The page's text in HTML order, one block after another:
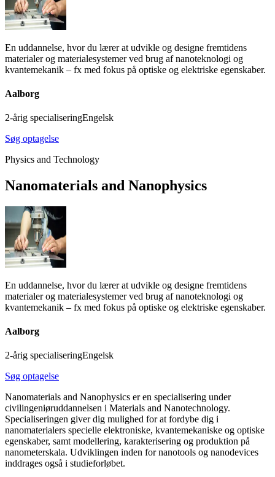
En uddannelse, hvor du lærer at udvikle og designe fremtidens
materialer og materialesystemer ved brug af nanoteknologi og
kvantemekanik – fx med fokus på optiske og elektriske egenskaber.
Aalborg
2-årig specialiseringEngelsk
Søg optagelse
Physics and Technology
Nanomaterials and Nanophysics
En uddannelse, hvor du lærer at udvikle og designe fremtidens
materialer og materialesystemer ved brug af nanoteknologi og
kvantemekanik – fx med fokus på optiske og elektriske egenskaber.
Aalborg
2-årig specialiseringEngelsk
Søg optagelse
Nanomaterials and Nanophysics er en specialisering under
civilingeniøruddannelsen i Materials and Nanotechnology.
Specialiseringen giver dig mulighed for at fordybe dig i
nanomaterialers specielle elektroniske, kvantemekaniske og optiske
egenskaber, samt modellering, karakterisering og produktion på
nanometerskala. Udviklingen inden for nanotools og nanodevices
inddrages også i studieforløbet.